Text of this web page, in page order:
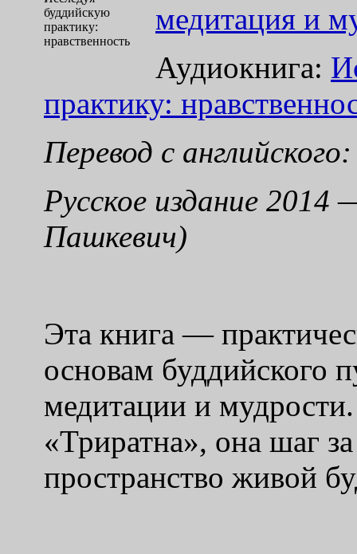
буддийскую
практику:
нравственность
медитация и
Аудиокнига:
практику:
Перевод с
Русское издание
Пашкевич)
Эта книга —
основам буддийского
медитации и
«Триратна», она шаг
пространство живой